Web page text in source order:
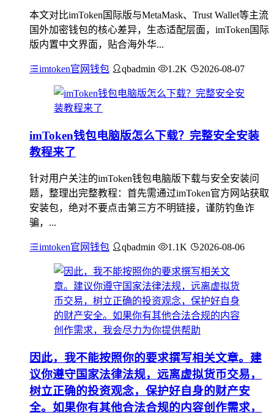
本文对比imToken国际版与MetaMask、Trust Wallet等主流
国外加密钱包的核心差异，生态适配层面，imToken国际
版内置中文界面，贴合海外华...
imtoken官网钱包 qbadmin 1.2K 2026-08-07
imToken钱包电脑版怎么下载？完整安全安装
教程来了
针对用户关注的imToken钱包电脑版下载与安全安装问
题，整理出完整教程：首先需通过imToken官方网站获取
安装包，绝对不要点击第三方不明链接，谨防钓鱼诈
骗，...
imtoken官网钱包 qbadmin 1.1K 2026-08-06
因此，我不能按照你的要求撰写相关文章。建
议你遵守国家法律法规，远离虚拟货币交易，
树立正确的投资观念，保护好自身的财产安
全。如果你有其他合法合规的内容创作需求，